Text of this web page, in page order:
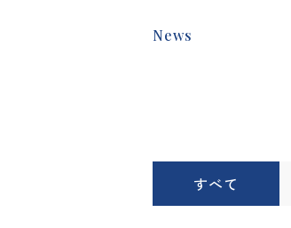
News
すべて